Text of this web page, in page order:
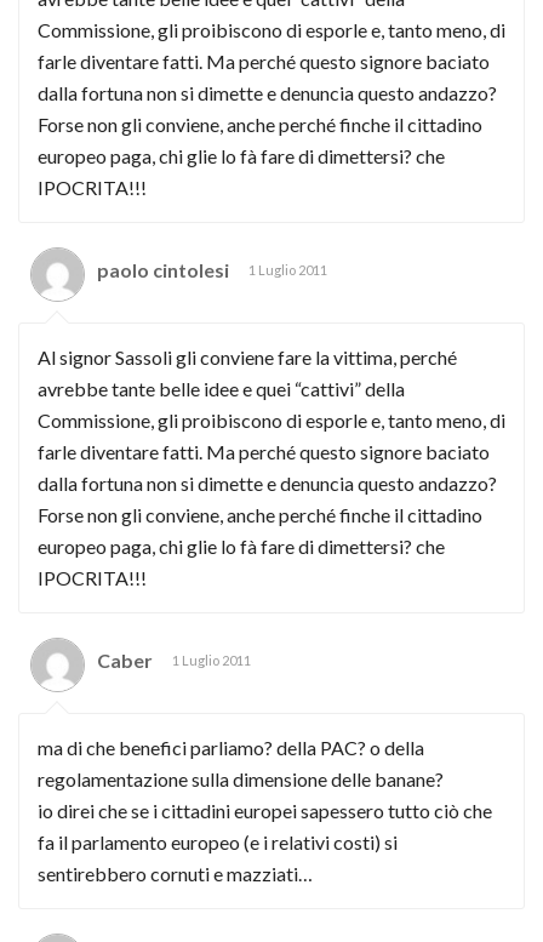
Commissione, gli proibiscono di esporle e, tanto meno, di
farle diventare fatti. Ma perché questo signore baciato
dalla fortuna non si dimette e denuncia questo andazzo?
Forse non gli conviene, anche perché finche il cittadino
europeo paga, chi glie lo fà fare di dimettersi? che
IPOCRITA!!!
paolo cintolesi 1 Luglio 2011
Al signor Sassoli gli conviene fare la vittima, perché
avrebbe tante belle idee e quei “cattivi” della
Commissione, gli proibiscono di esporle e, tanto meno, di
farle diventare fatti. Ma perché questo signore baciato
dalla fortuna non si dimette e denuncia questo andazzo?
Forse non gli conviene, anche perché finche il cittadino
europeo paga, chi glie lo fà fare di dimettersi? che
IPOCRITA!!!
Caber 1 Luglio 2011
ma di che benefici parliamo? della PAC? o della
regolamentazione sulla dimensione delle banane?
io direi che se i cittadini europei sapessero tutto ciò che
fa il parlamento europeo (e i relativi costi) si
sentirebbero cornuti e mazziati…